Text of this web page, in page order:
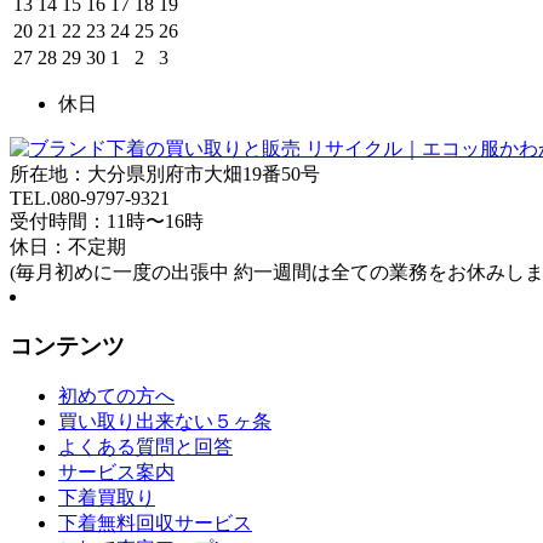
20 21 22 23 24 25 26
27 28 29 30 1 2 3
休日
所在地：大分県別府市大畑19番50号
TEL.080-9797-9321
受付時間：11時〜16時
休日：不定期
(毎月初めに一度の出張中 約一週間は全ての業務をお休みし
コンテンツ
初めての方へ
買い取り出来ない５ヶ条
よくある質問と回答
サービス案内
下着買取り
下着無料回収サービス